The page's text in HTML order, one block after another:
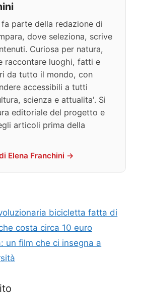
fa parte della redazione di
dove seleziona, scrive
Curiosa per natura,
raccontare luoghi, fatti e
da tutto il mondo, con
accessibili a tutti
scienza e attualita'. Si
editoriale del progetto e
articoli prima della
Elena Franchini →
bicicletta fatta di
costa circa 10 euro
un film che ci insegna a